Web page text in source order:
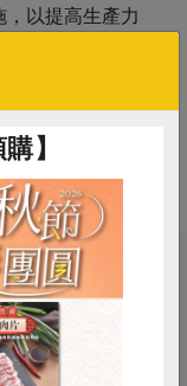
，以提高生產力
化較多，可煮
哩魚
平貿易
減硝酸鹽
】